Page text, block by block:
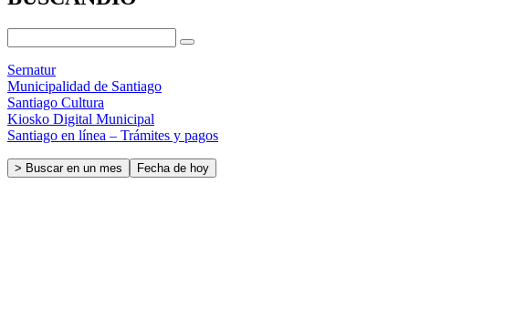
Sernatur
Municipalidad de Santiago
Santiago Cultura
Kiosko Digital Municipal
Santiago en línea – Trámites y pagos
> Buscar en un mes Fecha de hoy